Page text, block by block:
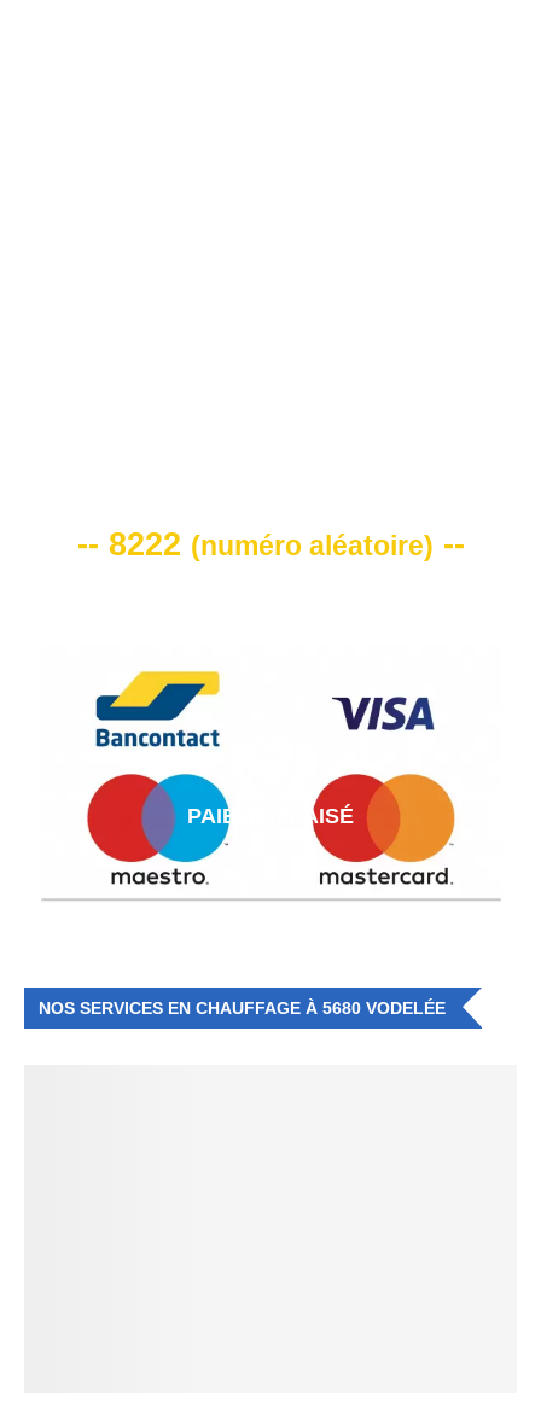
-- 8222 (numéro aléatoire) --
PAIEMENT AISÉ
NOS SERVICES EN CHAUFFAGE À 5680 VODELÉE